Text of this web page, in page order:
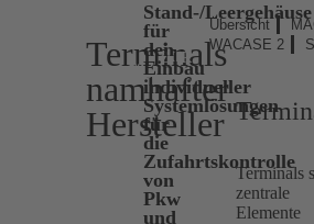
Terminals
namhafter
Hersteller
ZUR
ÜBERSICHT
Stand-/Leergehäuse
für
den
Einbau
individueller
Systemlösungen
für
die
Zufahrtskontrolle
von
Pkw
und
Übersicht
WACASE 2
Terminals
zentrale
Elemente